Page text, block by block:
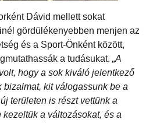
Dávid mellett sokat
gördülékenyebben menjen az
és a Sport-Önként között,
a tudásukat. „A
hogy a sok kiváló jelentkező
kit válogassunk be a
területen is részt vettünk a
a változásokat, és a